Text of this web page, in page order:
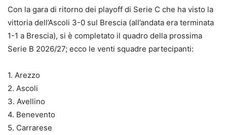
Con la gara di ritorno dei playoff di Serie C che ha visto la
vittoria dell’Ascoli 3-0 sul Brescia (all’andata era terminata
1-1 a Brescia), si è completato il quadro della prossima
Serie B 2026/27; ecco le venti squadre partecipanti:
1. Arezzo
2. Ascoli
3. Avellino
4. Benevento
5. Carrarese